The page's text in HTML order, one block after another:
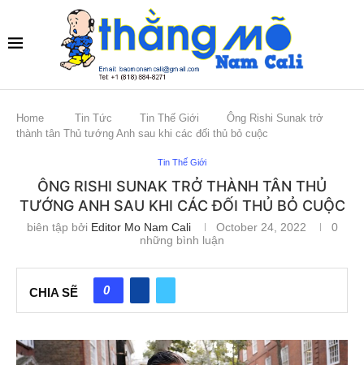
Home Tin Tức Tin Thế Giới
Ông Rishi Sunak trở
thành tân Thủ tướng Anh sau khi các đối thủ bỏ cuộc
Tin Thế Giới
ÔNG RISHI SUNAK TRỞ THÀNH TÂN THỦ
TƯỚNG ANH SAU KHI CÁC ĐỐI THỦ BỎ CUỘC
biên tập bởi Editor Mo Nam Cali October 24, 2022
0
những bình luận
CHIA SẼ 0